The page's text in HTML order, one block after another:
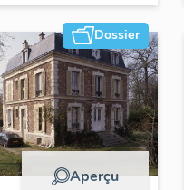
Dossier
Aperçu